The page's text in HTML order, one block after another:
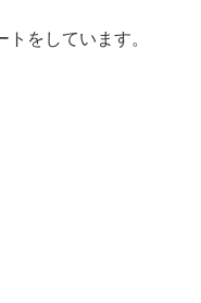
をしています。